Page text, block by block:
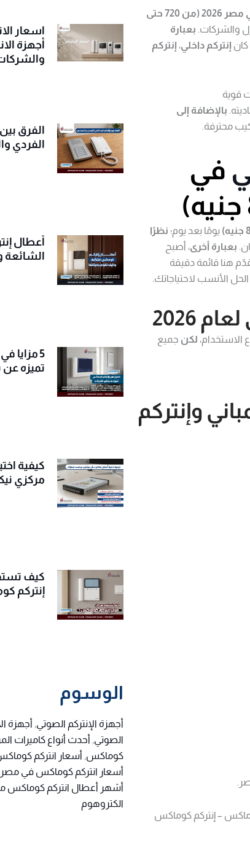
أسعار إنتركم كوماكس الصوتي في مصر 2026 (من 720 حتى
والشركات. بعبارة
إنتركم داخلي، إنتركم
قوية
بالإضافة إلى
محترفة.
في
يومًا بعد يوم؛ نظرًا
بعبارة أخرى، أصبح
هنا قائمة دقيقة
الأنسب لاحتياجاتك.
2026
لكن جميع
وإنتركم
– إنتركم كوماكس
اسعار
أجهزة
الفرق
الفردي
أعطال
الشائعة
5 مزايا
تميزه
كيفية
مركزي
كيف
إنتركم
الوسوم
أجهزة الإنتركم الصوتي, أجهزة
الصوتي, أحدث أنواع كاميرات
كوماكس, أسعار انتركم
أسعار انتركم كوماكس في مصر
أشهر أعطال انتركم كوماكس
الكتروهوم